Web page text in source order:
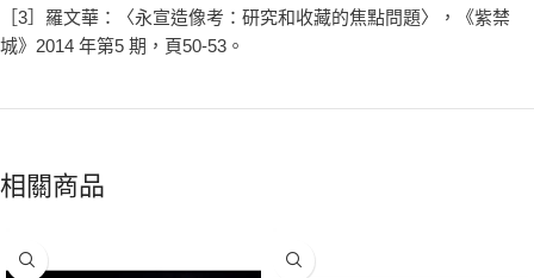
［3］羅文華：〈永宣造像考：研究和收藏的焦點問題〉，《紫禁
城》2014 年第5 期，頁50-53。
相關商品